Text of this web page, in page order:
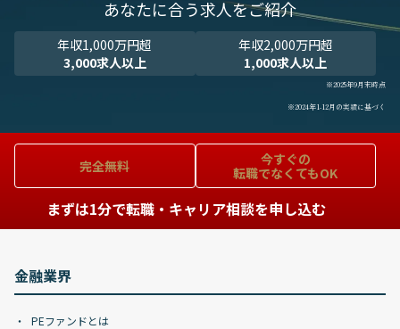
あなたに合う求人をご紹介
年収1,000万円超
3,000求人以上
年収2,000万円超
1,000求人以上
※2025年9月末時点
※2024年1-12月の実績に基づく
完全無料
今すぐの
転職でなくてもOK
まずは1分で転職・キャリア相談を申し込む
金融業界
PEファンドとは